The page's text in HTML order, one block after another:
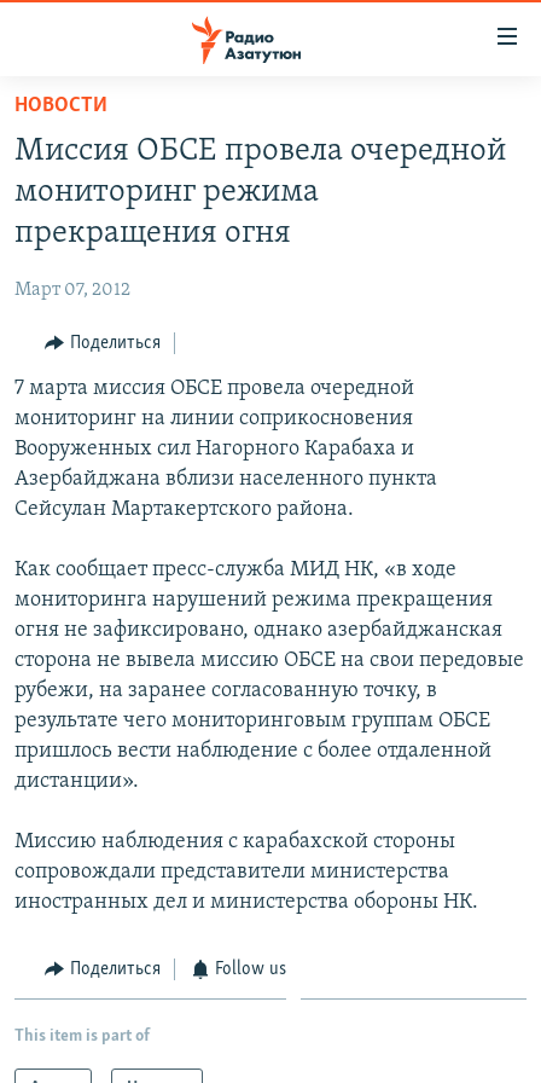
Перейти
основному
содержанию
основной
навигации
Перейти
поиску
ПОЛИТИКА
ЭКОНОМИКА
РЕГИОН
НАГОРНЫЙ КАРАБАХ
КУЛЬТУРА
СПОРТ
АРХИВ
Հայերեն
English
Русский
Все сайты Радио Азатутюн
НОВОСТИ
Миссия ОБСЕ провела очередной
мониторинг режима
прекращения огня
Март 07, 2012
Поделиться
7 марта миссия ОБСЕ провела очередной
мониторинг на линии соприкосновения
Вооруженных сил Нагорного Карабаха и
Азербайджана вблизи населенного пункта
Сейсулан Мартакертского района.
Как сообщает пресс-служба МИД НК, «в ходе
мониторинга нарушений режима прекращения
огня не зафиксировано, однако азербайджанская
сторона не вывела миссию ОБСЕ на свои передовые
рубежи, на заранее согласованную точку, в
результате чего мониторинговым группам ОБСЕ
пришлось вести наблюдение с более отдаленной
дистанции».
Миссию наблюдения с карабахской стороны
сопровождали представители министерства
иностранных дел и министерства обороны НК.
Поделиться Follow us
This item is part of